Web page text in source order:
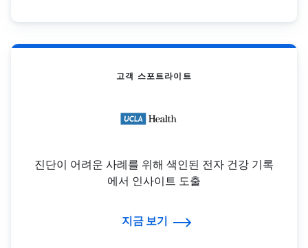
고객 스포트라이트
진단이 어려운 사례를 위해 색인된 전자 건강 기록
에서 인사이트 도출
지금 보기